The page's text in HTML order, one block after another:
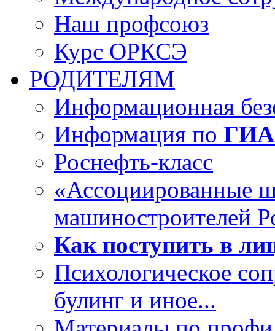
Наш профсоюз
Курс ОРКСЭ
РОДИТЕЛЯМ
Информационная
Информация по ГИА
Роснефть-класс
«Ассоциированные
машиностроителей
Как поступить в
Психологическое
булинг и иное...